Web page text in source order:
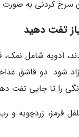
سرخ کردنی به
تفت دهید
ادویه شامل نمک،
شود. دو قاشق
را تا جایی تفت
قرمز، زردچوبه